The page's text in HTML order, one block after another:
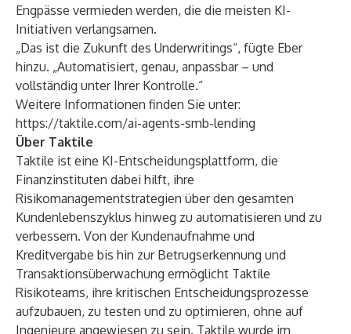
Engpässe vermieden werden, die die meisten KI-
Initiativen verlangsamen.
„Das ist die Zukunft des Underwritings“, fügte Eber
hinzu. „Automatisiert, genau, anpassbar – und
vollständig unter Ihrer Kontrolle.“
Weitere Informationen finden Sie unter:
https://taktile.com/ai-agents-smb-lending
Über Taktile
Taktile ist eine KI-Entscheidungsplattform, die
Finanzinstituten dabei hilft, ihre
Risikomanagementstrategien über den gesamten
Kundenlebenszyklus hinweg zu automatisieren und zu
verbessern. Von der Kundenaufnahme und
Kreditvergabe bis hin zur Betrugserkennung und
Transaktionsüberwachung ermöglicht Taktile
Risikoteams, ihre kritischen Entscheidungsprozesse
aufzubauen, zu testen und zu optimieren, ohne auf
Ingenieure angewiesen zu sein. Taktile wurde im